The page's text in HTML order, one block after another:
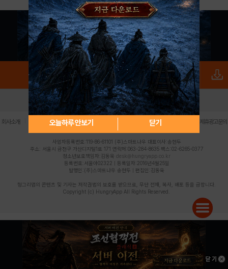
오늘하루 안보기 닫기
로그인 PC버전 전체앱
회사소개 | 개인정보 처리방침 불법촬영물 신고센터 제휴광고문의
사업자등록번호:119-86-61101 (주)스마트나우 대표이사:송현두
주소: 서울시 금천구 가산디지털1로 171 연락처:063-284-8635 팩스:02-6265-0377
청소년보호책임자:김동욱 desk@hungryapp.co.kr
등록번호:서울아02322 | 등록일자:2016년4월25일
발행인:(주)스마트나우 송현두 | 편집인:김동욱
헝그리앱의 콘텐츠 및 기사는 저작권법의 보호를 받으므로, 무단 전재, 복사, 배포 등을 금합니다.
Copyright (c) HungryApp All Rights Reserved.